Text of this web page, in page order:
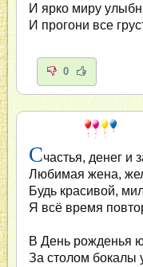
И ярко миру
И прогони все
0
Счастья, денег и
Любимая жена,
Будь красивой,
Я всё время
В День рожденья
За столом бокалы